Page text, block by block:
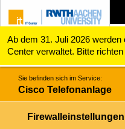
ZUM INHALTSBEREICH
ZUR HAUPTNAVIGATION
ZUR SUCHE
Ab dem 31. Juli 2026
Center verwaltet. Bitte
zu den Zoom-Lizenzen (z.B.
servicedesk@itc.rwth-
Cisco Telefonanlage
Sie befinden sich im Service:
Cisco Telefonanlage